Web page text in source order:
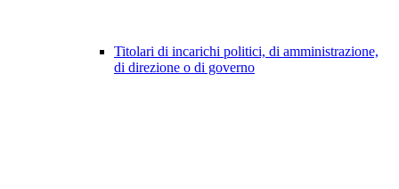
Titolari di incarichi politici, di amministrazione,
di direzione o di governo